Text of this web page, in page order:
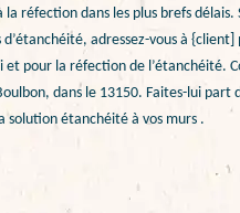
la réfection dans les plus brefs délais.
d’étanchéité, adressez-vous à
et pour la réfection de l’étanchéité.
dans le 13150. Faites-lui part
solution étanchéité à vos murs .